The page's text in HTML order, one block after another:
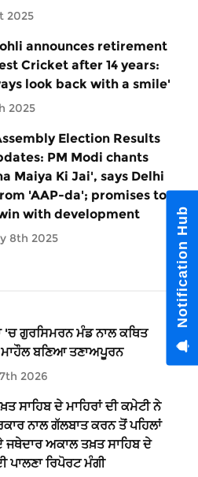
2025
announces retirement
Cricket after 14 years:
look back with a smile'
2025
Election Results
PM Modi chants
Maiya Ki Jai', says Delhi
'AAP-da'; promises to
with development
8th 2025
'ਚ ਗੁਰਸਿਮਰਨ ਮੰਡ ਨਾਲ ਕਥਿਤ
ਬਣਿਆ ਤਣਾਅਪੂਰਨ
2026
ਸਾਹਿਬ ਦੇ ਮਾਹਿਰਾਂ ਦੀ ਕਮੇਟੀ ਨੇ
ਨਾਲ ਗੱਲਬਾਤ ਕਰਨ ਤੋਂ ਪਹਿਲਾਂ
ਜਥੇਦਾਰ ਅਕਾਲ ਤਖ਼ਤ ਸਾਹਿਬ ਦੇ
ਪਾਲਣਾ ਰਿਪੋਰਟ ਮੰਗੀ
Notification Hub